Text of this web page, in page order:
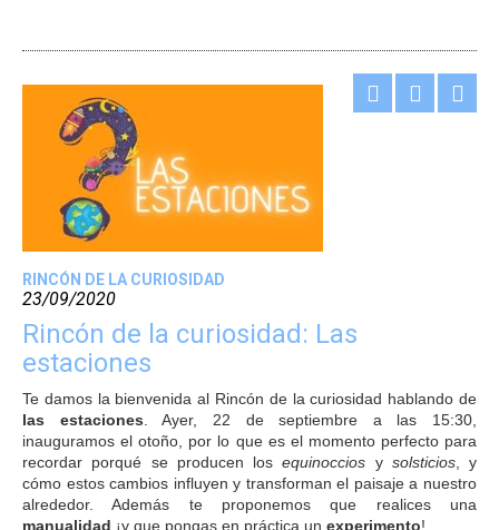
RINCÓN DE LA CURIOSIDAD
23/09/2020
Rincón de la curiosidad: Las
estaciones
Te damos la bienvenida al Rincón de la curiosidad hablando de
las estaciones . Ayer, 22 de septiembre a las 15:30,
inauguramos el otoño, por lo que es el momento perfecto para
recordar porqué se producen losequinoccios y solsticios, y
cómo estos cambios influyen y transforman el paisaje a nuestro
alrededor. Además te proponemos que realices una
manualidad ¡y que pongas en práctica un experimento!